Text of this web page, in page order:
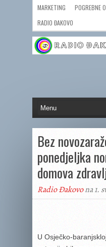
MARKETING POGREBNE
RADIO ĐAKOVO
Bez
ponedjeljka
domova
Radio Đakovona 1.
U Osječko-